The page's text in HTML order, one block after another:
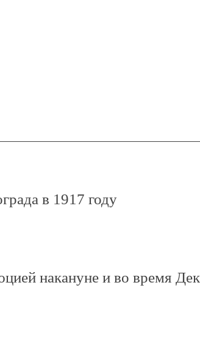
в 1917 году
накануне и во время